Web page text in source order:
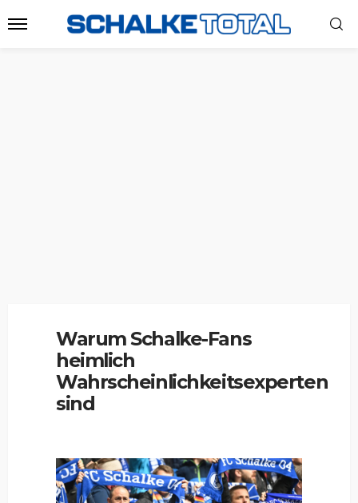
Warum Schalke-Fans
heimlich
Wahrscheinlichkeitsexperten
sind